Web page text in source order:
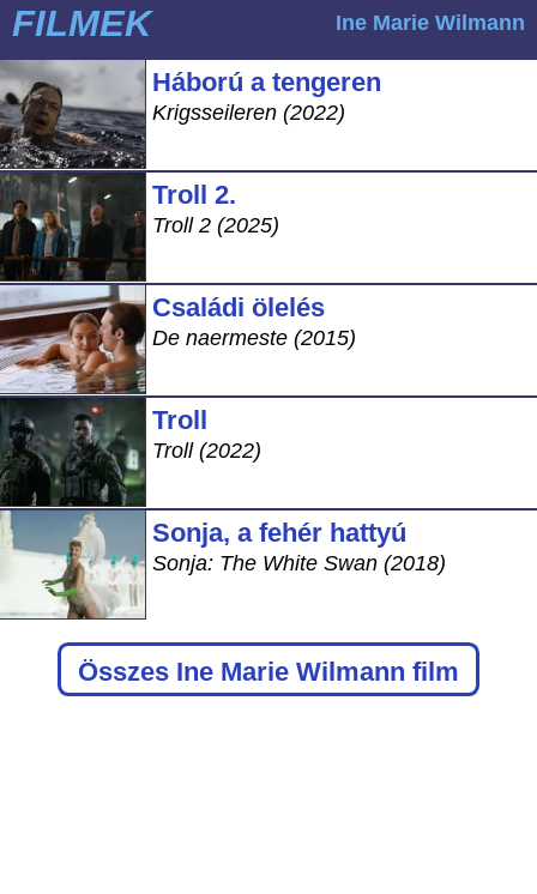
FILMEK Ine Marie Wilmann
Háború a tengeren
Krigsseileren (2022)
Troll 2.
Troll 2 (2025)
Családi ölelés
De naermeste (2015)
Troll
Troll (2022)
Sonja, a fehér hattyú
Sonja: The White Swan (2018)
Összes Ine Marie Wilmann film